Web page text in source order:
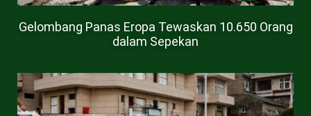
Gelombang Panas Eropa Tewaskan 10.650 Orang
dalam Sepekan